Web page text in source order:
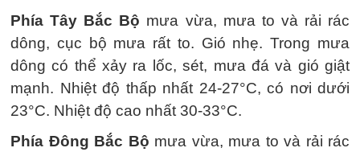
Phía Tây Bắc Bộ mưa vừa, mưa to và rải rác
dông, cục bộ mưa rất to. Gió nhẹ. Trong mưa
dông có thể xảy ra lốc, sét, mưa đá và gió giật
mạnh. Nhiệt độ thấp nhất 24-27°C, có nơi dưới
23°C. Nhiệt độ cao nhất 30-33°C.
Phía Đông Bắc Bộ mưa vừa, mưa to và rải rác